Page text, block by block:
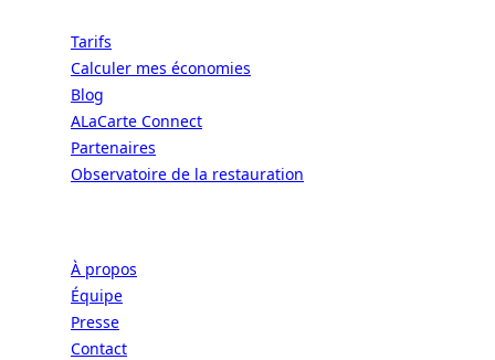
Tarifs
Calculer mes économies
Blog
ALaCarte Connect
Partenaires
Observatoire de la restauration
À propos
Équipe
Presse
Contact